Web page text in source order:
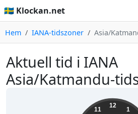
🇸🇪 Klockan.net
Hem IANA-tidszoner Asia/
Aktuell tid i IANA
Asia/Katmandu-
12
1
11